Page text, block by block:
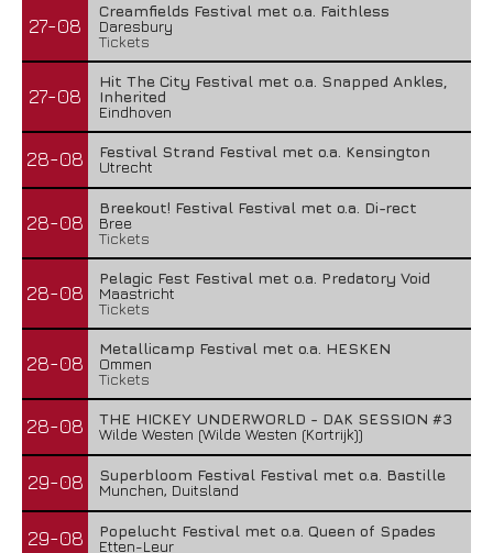
27-08
Creamfields Festival met o.a. Faithless
Daresbury
Tickets
27-08
Hit The City Festival met o.a. Snapped Ankles,
Inherited
Eindhoven
28-08
Festival Strand Festival met o.a. Kensington
Utrecht
28-08
Breekout! Festival Festival met o.a. Di-rect
Bree
Tickets
28-08
Pelagic Fest Festival met o.a. Predatory Void
Maastricht
Tickets
28-08
Metallicamp Festival met o.a. HESKEN
Ommen
Tickets
28-08
THE HICKEY UNDERWORLD - DAK SESSION #3
Wilde Westen (Wilde Westen (Kortrijk))
29-08
Superbloom Festival Festival met o.a. Bastille
Munchen, Duitsland
29-08
Popelucht Festival met o.a. Queen of Spades
Etten-Leur